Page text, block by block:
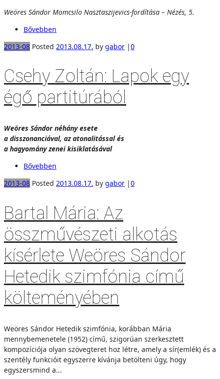
Weöres Sándor Momcsilo Nasztaszijevics-fordítása – Nézés, 5.
Bővebben
2013-08 Posted 2013.08.17. by gabor |0
Csehy Zoltán: Lapok egy
égő partitúrából
Weöres Sándor néhány esete
a disszonanciával, az atonalitással és
a hagyomány zenei kisiklatásával
Bővebben
2013-08 Posted 2013.08.17. by gabor |0
Bartal Mária: Az
összművészeti alkotás
kísérlete Weöres Sándor
Hetedik szimfónia című
költeményében
Weöres Sándor Hetedik szimfónia, korábban Mária
mennybemenetele (1952) című, szigorúan szerkesztett
kompozíciója olyan szövegteret hoz létre, amely a sír(emlék) és a
szentély funkcióit egyszerre kívánja betölteni úgy, hogy
egyszersmind a...